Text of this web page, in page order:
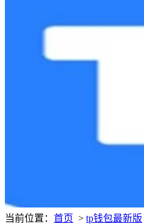
当前位置： 首页 > tp钱包最新版